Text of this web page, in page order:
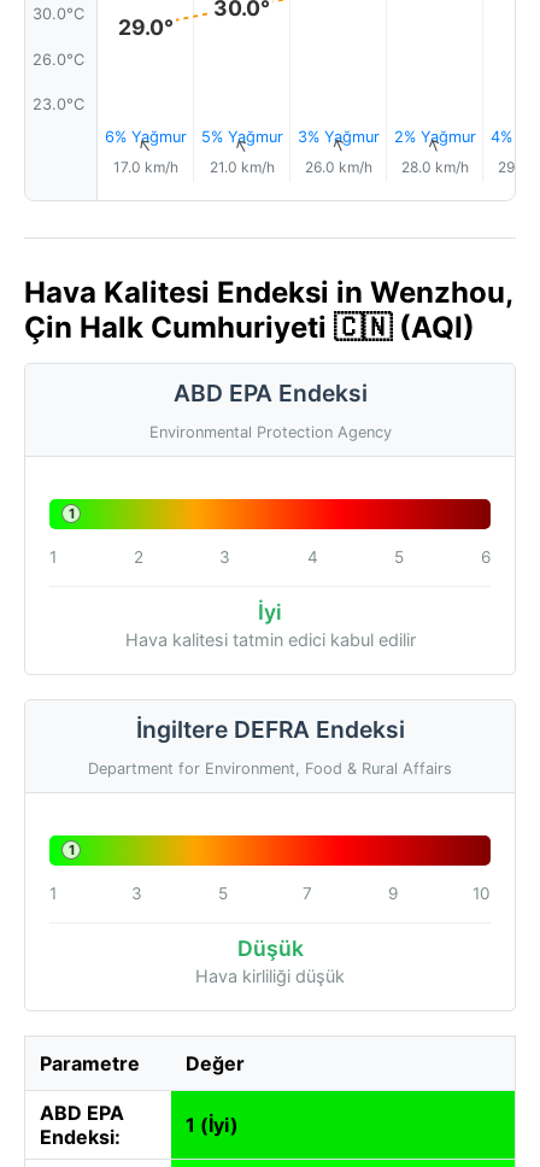
30.0°C
26.0°C
23.0°C
29.0°
6% Yağmur
↑
17.0 km/h
30.0°
5% Yağmur
↑
21.0 km/h
3% Yağmur
↑
26.0 km/h
2% Yağmur
↑
28.0 km/h
4%
29.0
Hava Kalitesi Endeksi in Wenzhou,
Çin Halk Cumhuriyeti 🇨🇳 (AQI)
ABD EPA Endeksi
Environmental Protection Agency
1
1 2 3 4 5 6
İyi
Hava kalitesi tatmin edici kabul edilir
İngiltere DEFRA Endeksi
Department for Environment, Food & Rural Affairs
1
1 3 5 7 9 10
Düşük
Hava kirliliği düşük
Parametre Değer
ABD EPA
Endeksi:
1 (İyi)